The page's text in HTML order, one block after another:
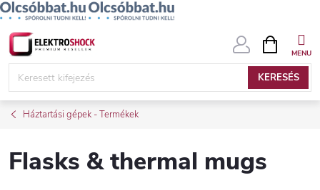
Ugrás
KERESÉS
KOSÁR
Háztartási gépek - Termékek
Flasks & thermal mugs